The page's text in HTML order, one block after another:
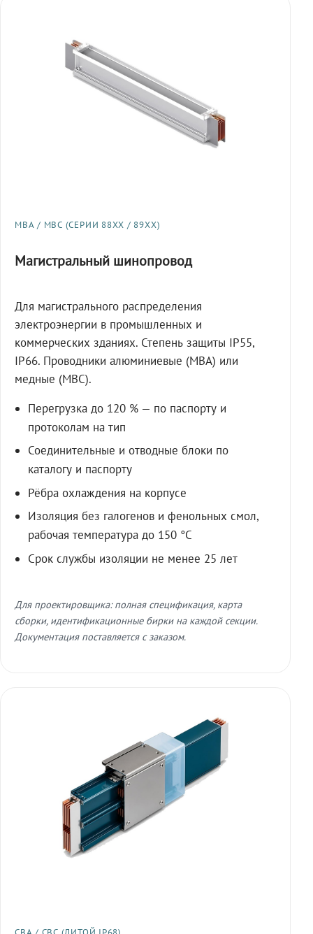
МВА / МВС (СЕРИИ 88XX / 89XX)
Магистральный шинопровод
Для магистрального распределения
электроэнергии в промышленных и
коммерческих зданиях. Степень защиты IP55,
IP66. Проводники алюминиевые (МВА) или
медные (МВС).
Перегрузка до 120 % — по паспорту и
протоколам на тип
Соединительные и отводные блоки по
каталогу и паспорту
Рёбра охлаждения на корпусе
Изоляция без галогенов и фенольных смол,
рабочая температура до 150 °C
Срок службы изоляции не менее 25 лет
Для проектировщика: полная спецификация, карта
сборки, идентификационные бирки на каждой секции.
Документация поставляется с заказом.